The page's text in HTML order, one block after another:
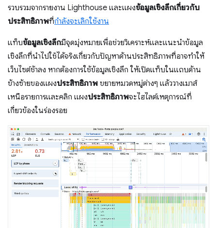
รวบรวมจากรายงาน Lighthouse และแผงข้อมูลเชิงลึกเกี่ยวกับ
ประสิทธิภาพที่กำลังจะเลิกใช้งาน
แท็บข้อมูลเชิงลึกมีจุดมุ่งหมายเพื่อช่วยวิเคราะห์และแนะนําข้อมูล
เชิงลึกที่นําไปใช้ได้จริงเกี่ยวกับปัญหาด้านประสิทธิภาพที่อาจทําให้
เว็บไซต์ช้าลง หากต้องการใช้ข้อมูลเชิงลึก ให้เปิดแท็บในแถบด้าน
ข้างซ้ายของแผงประสิทธิภาพ ขยายหมวดหมู่ต่างๆ แล้ววางเมาส์
เหนือรายการและคลิก แผงประสิทธิภาพจะไฮไลต์เหตุการณ์ที่
เกี่ยวข้องในร่องรอย